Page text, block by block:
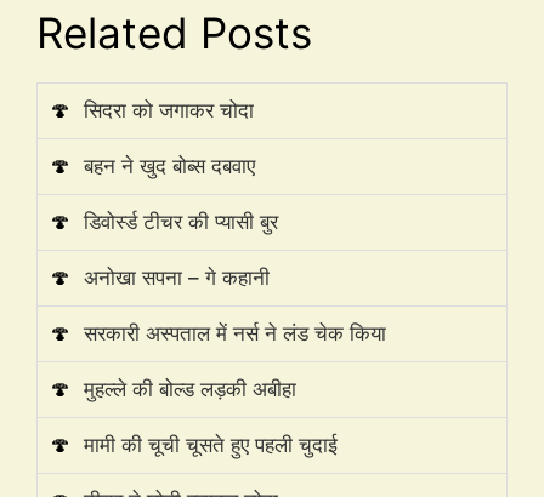
Related Posts
🍄 सिदरा को जगाकर चोदा
🍄 बहन ने खुद बोब्स दबवाए
🍄 डिवोर्स्ड टीचर की प्यासी बुर
🍄 अनोखा सपना – गे कहानी
🍄 सरकारी अस्पताल में नर्स ने लंड चेक किया
🍄 मुहल्ले की बोल्ड लड़की अबीहा
🍄 मामी की चूची चूसते हुए पहली चुदाई